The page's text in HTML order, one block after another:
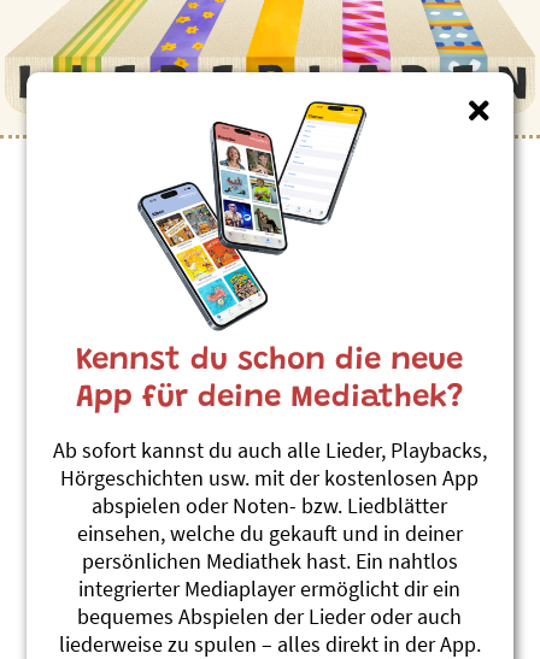
Kinderlieder zum Thema
”Farben”
Schlurpf-Lied
Roland Zoss
Güschi 1
#Schnecke #Gefühle #Farben
Ich sammle alli Farbe
Stephanie Jakobi-Murer
fli fla flo!
#Farben
Violett sett is Bett!
Stephanie Jakobi-Murer
hula hula hopp!
#Farben #Einschlafen
Kennst du schon die neue
App für deine Mediathek?
Ab sofort kannst du auch alle Lieder, Playbacks,
Hörgeschichten usw. mit der kostenlosen App
abspielen oder Noten- bzw. Liedblätter
einsehen, welche du gekauft und in deiner
persönlichen Mediathek hast. Ein nahtlos
integrierter Mediaplayer ermöglicht dir ein
bequemes Abspielen der Lieder oder auch
liederweise zu spulen – alles direkt in der App.